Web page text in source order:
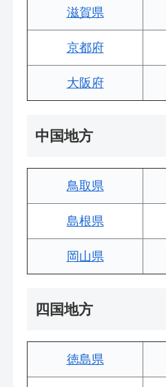
滋賀県
京都府
大阪府
中国地方
鳥取県
島根県
岡山県
四国地方
徳島県